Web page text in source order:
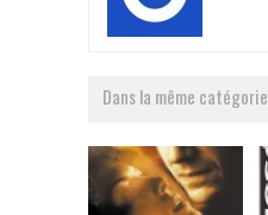
Dans la même catégorie